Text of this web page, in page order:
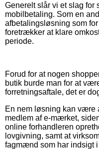
Generelt slår vi et slag for
mobilbetaling. Som en
afbetalingsløsning som
foretrækker at klare
periode.
Forud for at nogen
butik burde man for at
forretningsaftale, det er
En nem løsning kan være
medlem af e-mærket,
online forhandleren
lovgivning, samt at
fagmænd som har indsigt